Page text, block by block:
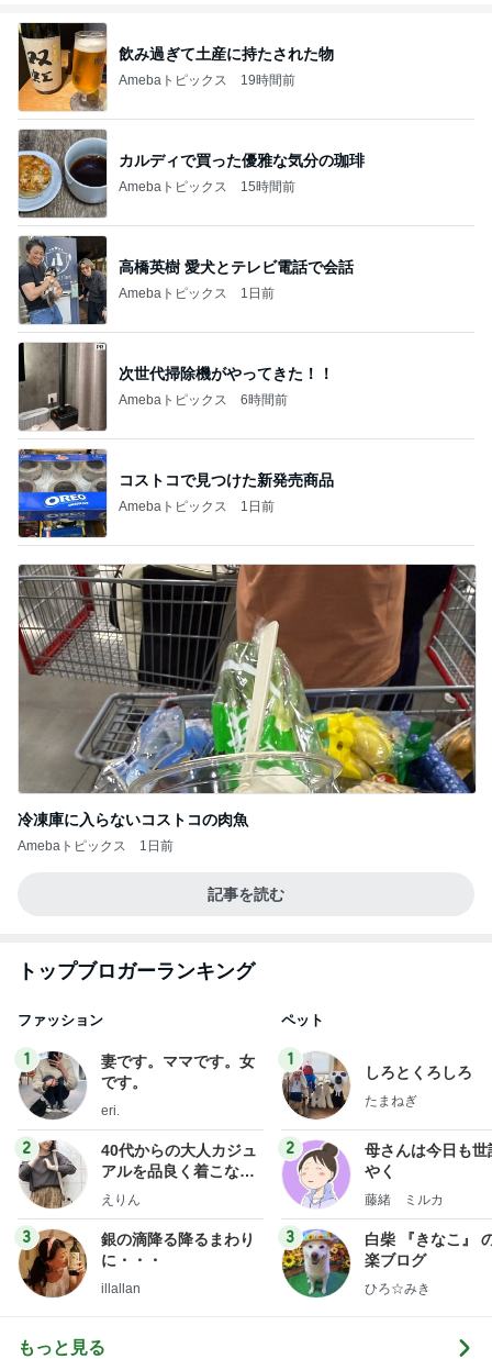
飲み過ぎて土産に持たされた物
Amebaトピックス 19時間前
カルディで買った優雅な気分の珈琲
Amebaトピックス 15時間前
高橋英樹 愛犬とテレビ電話で会話
Amebaトピックス 1日前
次世代掃除機がやってきた！！
Amebaトピックス 6時間前
コストコで見つけた新発売商品
Amebaトピックス 1日前
冷凍庫に入らないコストコの肉魚
Amebaトピックス 1日前
記事を読む
トップブロガーランキング
ファッション
1
妻です。ママです。女
です。
eri.
2
40代からの大人カジュ
アルを品良く着こなす
ファッションブログ
えりん
3
銀の滴降る降るまわり
に・・・
illallan
ペット
1
しろとくろしろ
たまねぎ
2
母さんは今日も世
やく
藤緒 ミルカ
3
白柴 『きなこ』
楽ブログ
ひろ☆みき
もっと見る